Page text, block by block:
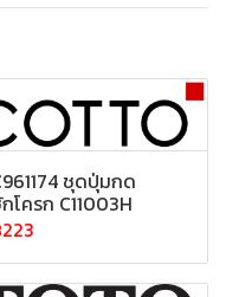
ชุดปุ่มกด
โครก C11003H